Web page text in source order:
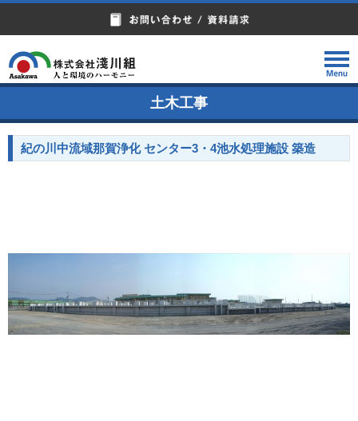
土木工事
紀の川中流域那賀浄化 センター3・4池水処理施設 築造